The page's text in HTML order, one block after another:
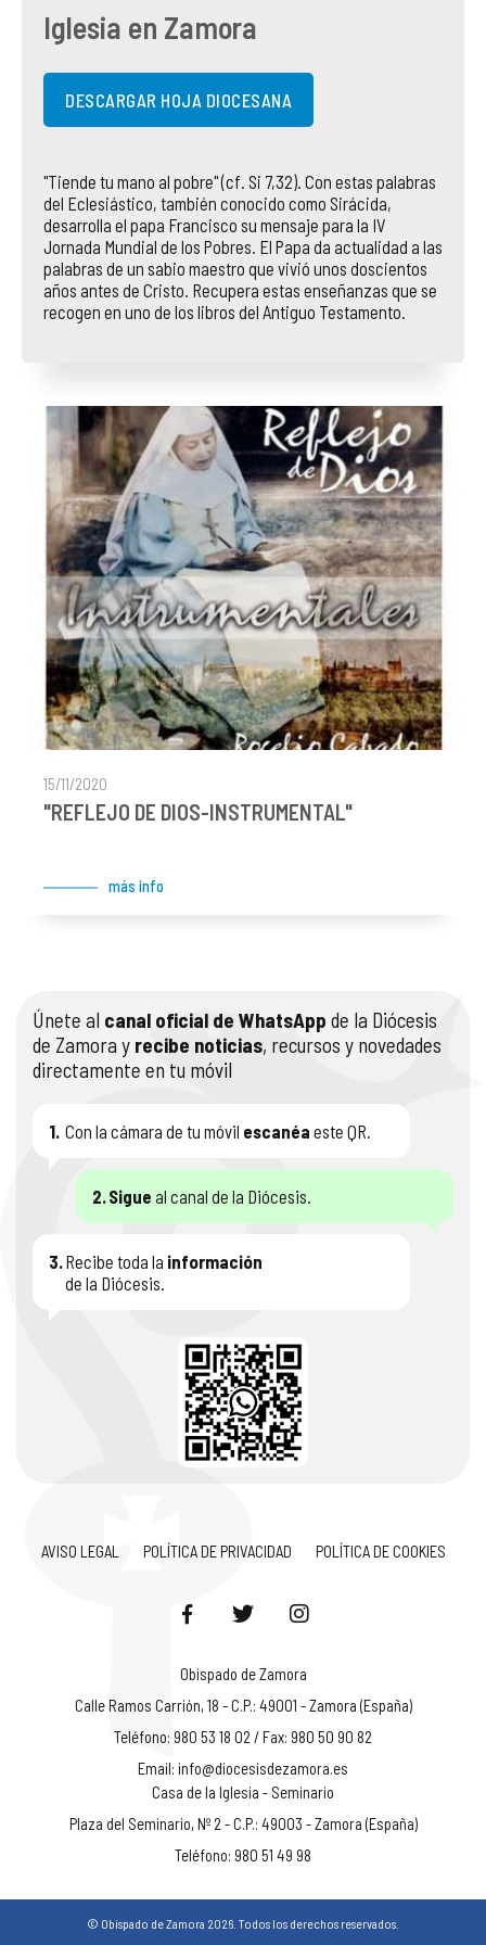
Iglesia en Zamora
DESCARGAR HOJA DIOCESANA
"Tiende tu mano al pobre" (cf. Si 7,32). Con estas palabras
del Eclesiástico, también conocido como Sirácida,
desarrolla el papa Francisco su mensaje para la IV
Jornada Mundial de los Pobres. El Papa da actualidad a las
palabras de un sabio maestro que vivió unos doscientos
años antes de Cristo. Recupera estas enseñanzas que se
recogen en uno de los libros del Antiguo Testamento.
15/11/2020
"REFLEJO DE DIOS-INSTRUMENTAL"
más info
Únete al canal oficial de WhatsApp de la Diócesis
de Zamora y recibe noticias, recursos y novedades
directamente en tu móvil
1. Con la cámara de tu móvil escanéa este QR.
2. Sigue al canal de la Diócesis.
3. Recibe toda la información
de la Diócesis.
AVISO LEGAL POLÍTICA DE PRIVACIDAD POLÍTICA DE COOKIES
Obispado de Zamora
Calle Ramos Carrión, 18 - C.P.: 49001 - Zamora (España)
Teléfono: 980 53 18 02 / Fax: 980 50 90 82
Email: info@diocesisdezamora.es
Casa de la Iglesia - Seminario
Plaza del Seminario, Nº 2 - C.P.: 49003 - Zamora (España)
Teléfono: 980 51 49 98
© Obispado de Zamora 2026. Todos los derechos reservados.
COMPLIANCE
DOCTRINA DE LA IGLESIA
RENDICIÓN CUENTAS ENTIDADES RELIGIOSAS
PREGUNTAS FRECUENTES
PASTORAL SAMARITANA
CENTROS SOCIALES
VIDA CONSAGRADA
IMÁGENES
VÍDEOS